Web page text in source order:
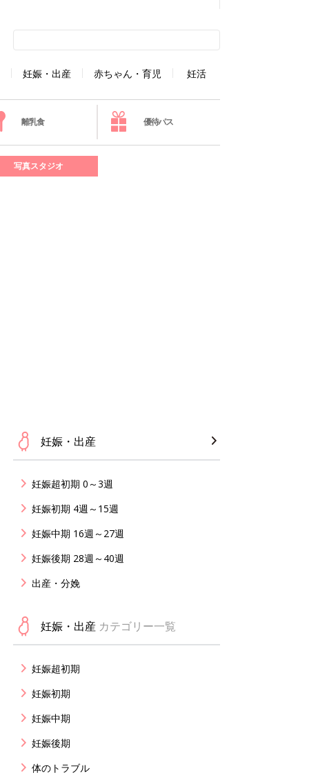
妊娠・出産 赤ちゃん・育児 妊活
離乳食 優待パス
写真スタジオ
妊娠・出産
妊娠超初期 0～3週
妊娠初期 4週～15週
妊娠中期 16週～27週
妊娠後期 28週～40週
出産・分娩
妊娠・出産 カテゴリー一覧
妊娠超初期
妊娠初期
妊娠中期
妊娠後期
体のトラブル